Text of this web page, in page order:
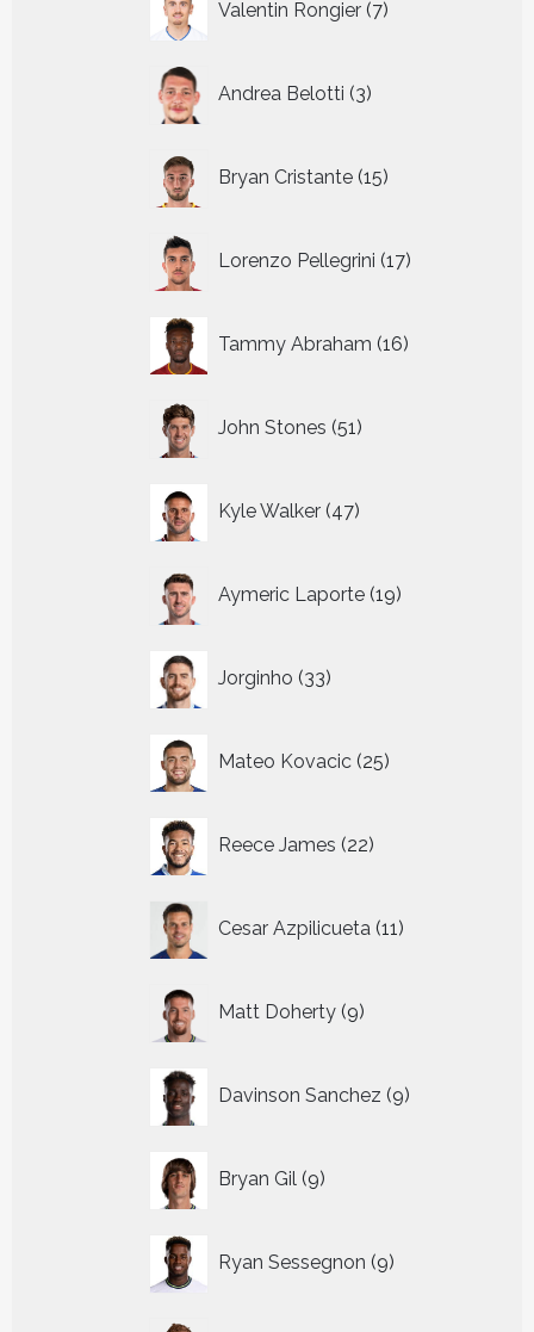
Valentin Rongier 7
producten
Andrea Belotti 3
producten
Bryan Cristante 15
producten
Lorenzo Pellegrini 17
producten
Tammy Abraham 16
producten
John Stones 51
producten
Kyle Walker 47
producten
Aymeric Laporte 19
producten
Jorginho 33
producten
Mateo Kovacic 25
producten
Reece James 22
producten
Cesar Azpilicueta 11
producten
Matt Doherty 9
producten
Davinson Sanchez 9
producten
Bryan Gil 9
producten
Ryan Sessegnon 9
producten